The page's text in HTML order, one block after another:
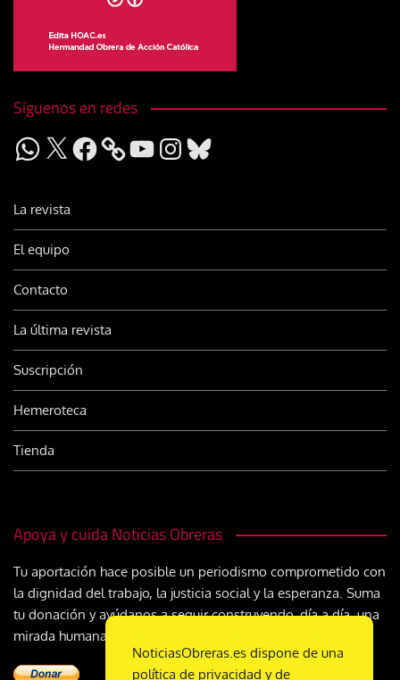
Síguenos en redes
WhatsApp
X Facebook YouTubeInstagram
Bluesky
La revista
El equipo
Contacto
La última revista
Suscripción
Hemeroteca
Tienda
Apoya y cuida Noticias Obreras
Tu aportación hace posible un periodismo comprometido con
la dignidad del trabajo, la justicia social y la esperanza. Suma
tu donación y ayúdanos a seguir construyendo, día a día, una
mirada humana y cristiana sobre el mundo del trabajo
NoticiasObreras.es dispone de una
política de privacidad y de